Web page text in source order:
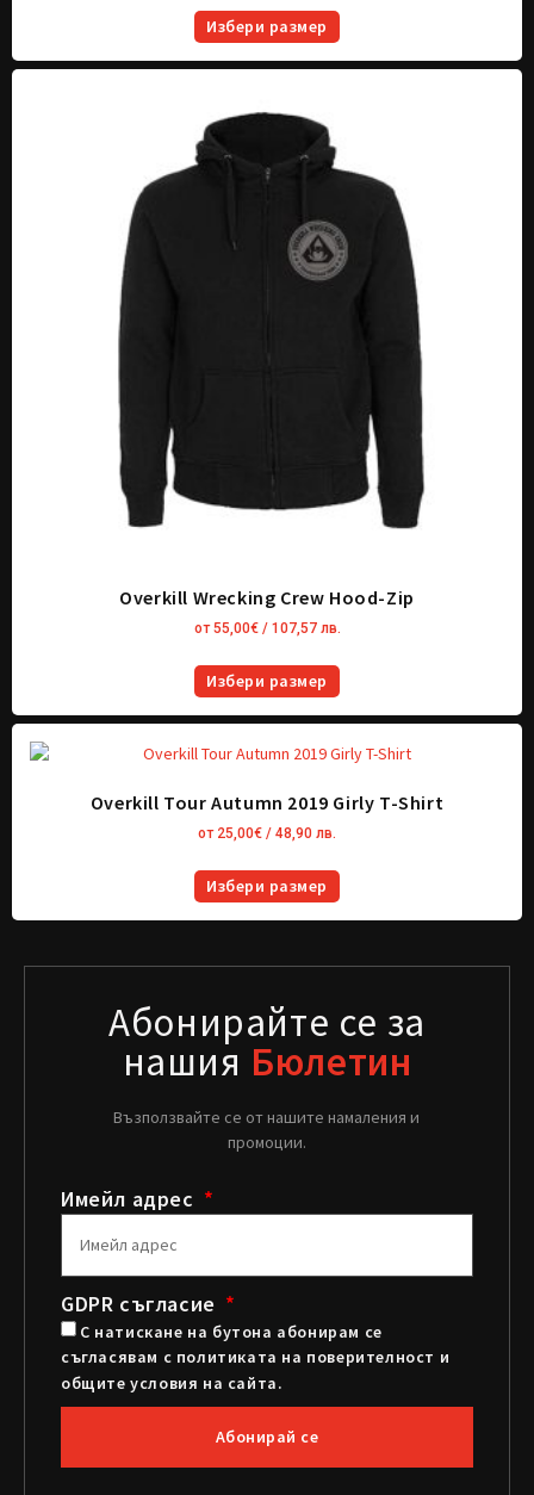
Избери размер
Overkill Wrecking Crew Hood-Zip
от55,00€/ 107,57 лв.
Избери размер
Overkill Tour Autumn 2019 Girly T-Shirt
от 25,00€ / 48,90 лв.
Избери размер
Абонирайте се за
нашия Бюлетин
Възползвайте се от нашите намаления и
промоции.
Имейл адрес
GDPR съгласие
С натискане на бутона абонирам се
съгласявам с политиката на поверителност и
общите условия на сайта.
Абонирай се